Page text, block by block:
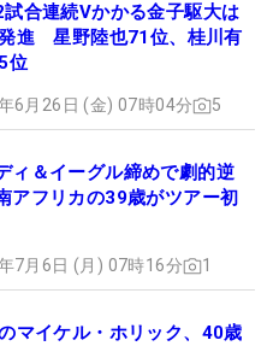
試合連続Vかかる金子駆大は
進 星野陸也71位、桂川有
位
6月26日 (金) 07時04分 5
ィ＆イーグル締めで劇的逆
フリカの39歳がツアー初
7月6日 (月) 07時16分 1
マイケル・ホリック、40歳